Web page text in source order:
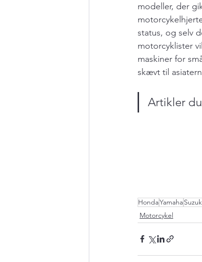
modeller, der
status, og selv
motorcyklister
maskiner for
skævt til
Artikler
HondaYamaha
Motorcykel